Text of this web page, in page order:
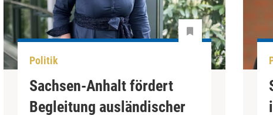
Politik
Sachsen-Anhalt fördert
Begleitung ausländischer